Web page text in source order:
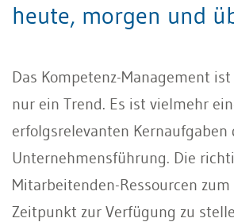
heute, morgen und
Das Kompetenz-Management
nur ein Trend. Es ist vielmehr
erfolgsrelevanten Kernaufgaben
Unternehmensführung. Die
Mitarbeitenden-Ressourcen
Zeitpunkt zur Verfügung zu